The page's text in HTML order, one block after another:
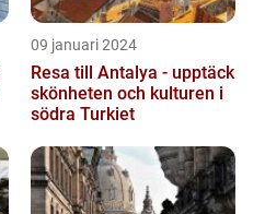
09 januari 2024
Resa till Antalya - upptäck
skönheten och kulturen i
södra Turkiet